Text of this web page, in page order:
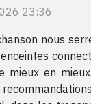
23:36
nous
mieux en